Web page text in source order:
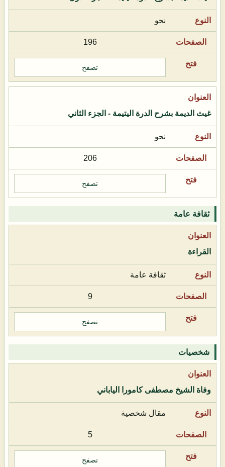
نحو
196
تصفح
غيث الديمة بشرح الدرة اليتيمة - الجزء الثاني
نحو
206
تصفح
ثقافة عامة
القراءة
ثقافة عامة
9
تصفح
شخصيات
وفاة الشيخ مصطفى كامورا الياباني
مقال شخصية
5
تصفح